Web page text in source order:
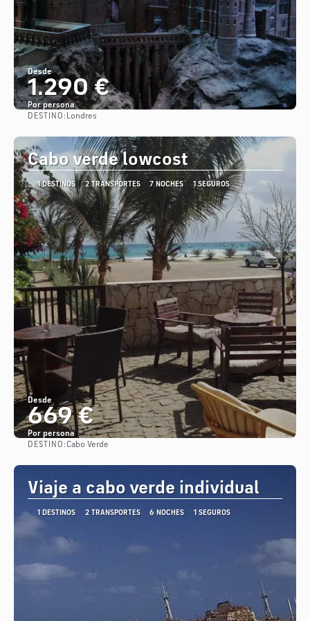
Desde
1.290 €
Por persona
DESTINO: Londres
Cabo verde lowcost
1 DESTINOS 2 TRANSPORTES 7 NOCHES 1 SEGUROS
Desde
669 €
Por persona
DESTINO:Cabo Verde
Viaje a cabo verde individual
1 DESTINOS 2 TRANSPORTES 6 NOCHES 1 SEGUROS